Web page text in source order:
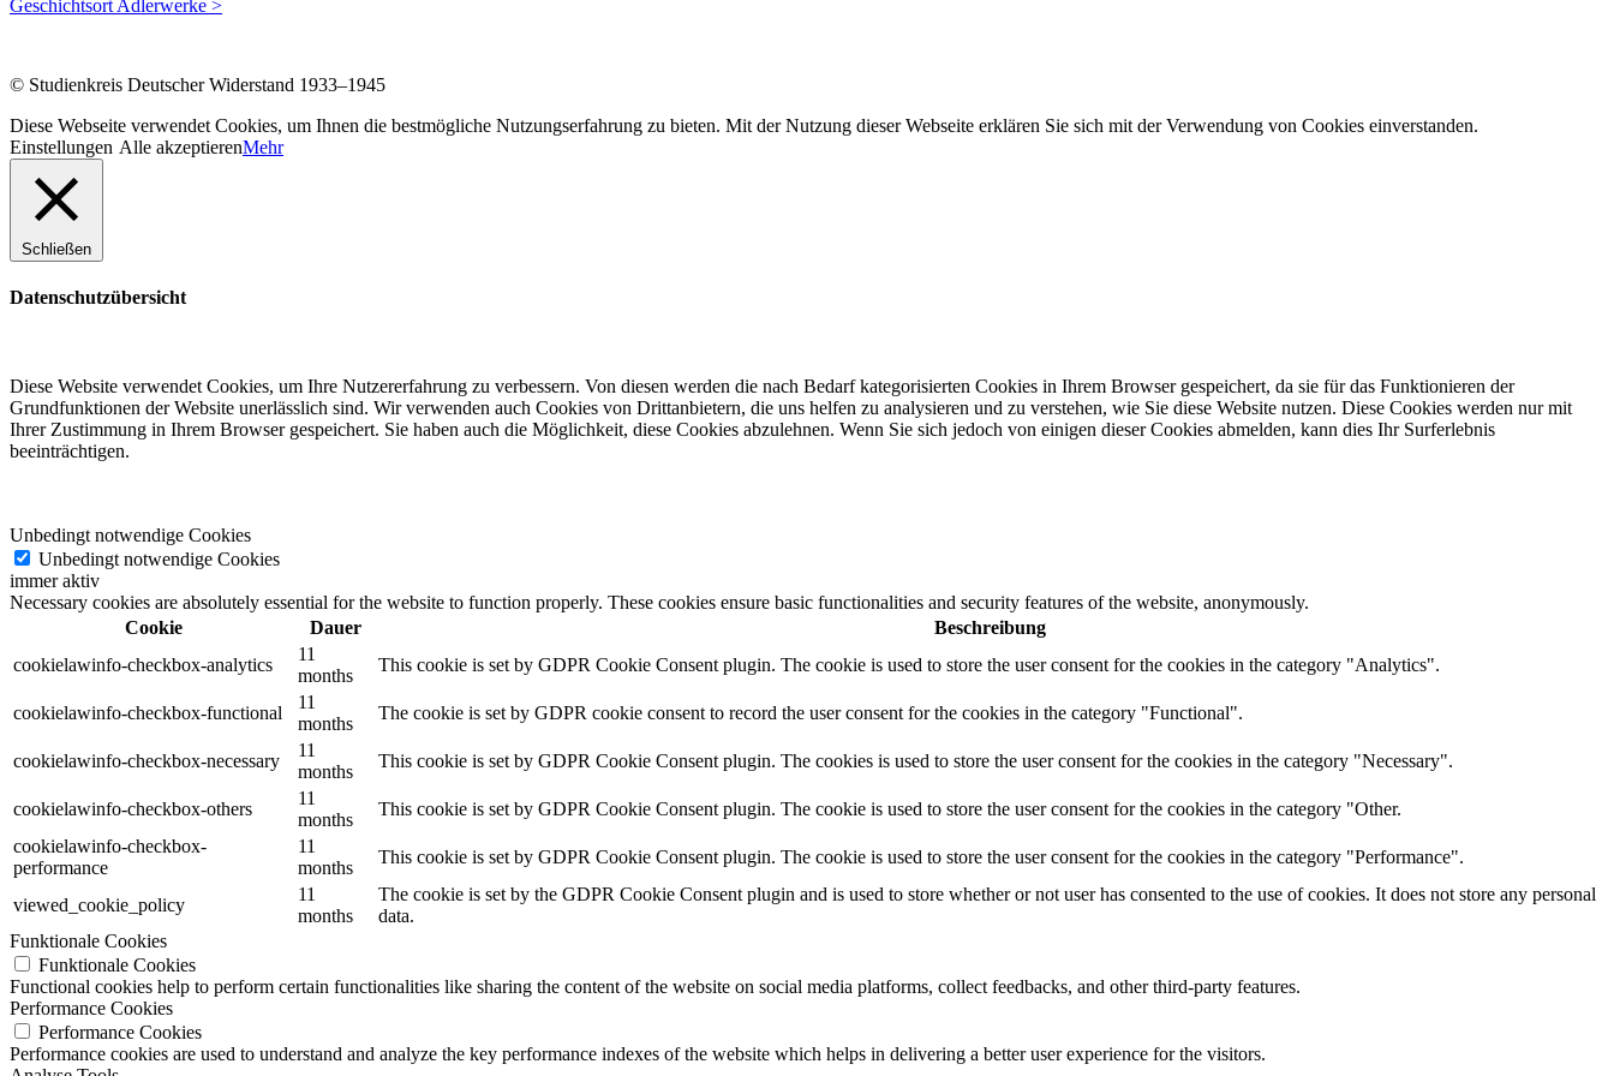
Geschichtsort Adlerwerke >
© Studienkreis Deutscher Widerstand 1933–1945
Diese Webseite verwendet Cookies, um Ihnen die bestmögliche Nutzungserfahrung zu bieten. Mit der Nutzung dieser Webseite erklären Sie sich mit der Verwendung von Cookies einverstanden.
Einstellungen Alle akzeptierenMehr
Schließen
Datenschutzübersicht
Diese Website verwendet Cookies, um Ihre Nutzererfahrung zu verbessern. Von diesen werden die nach Bedarf kategorisierten Cookies in Ihrem Browser gespeichert, da sie für das Funktionieren der
Grundfunktionen der Website unerlässlich sind. Wir verwenden auch Cookies von Drittanbietern, die uns helfen zu analysieren und zu verstehen, wie Sie diese Website nutzen. Diese Cookies werden nur mit
Ihrer Zustimmung in Ihrem Browser gespeichert. Sie haben auch die Möglichkeit, diese Cookies abzulehnen. Wenn Sie sich jedoch von einigen dieser Cookies abmelden, kann dies Ihr Surferlebnis
beeinträchtigen.
Unbedingt notwendige Cookies
Unbedingt notwendige Cookies
immer aktiv
Necessary cookies are absolutely essential for the website to function properly. These cookies ensure basic functionalities and security features of the website, anonymously.
Cookie
Dauer
Beschreibung
cookielawinfo-checkbox-analytics
11
months
This cookie is set by GDPR Cookie Consent plugin. The cookie is used to store the user consent for the cookies in the category "Analytics".
cookielawinfo-checkbox-functional
11
months
The cookie is set by GDPR cookie consent to record the user consent for the cookies in the category "Functional".
cookielawinfo-checkbox-necessary
11
months
This cookie is set by GDPR Cookie Consent plugin. The cookies is used to store the user consent for the cookies in the category "Necessary".
cookielawinfo-checkbox-others
11
months
This cookie is set by GDPR Cookie Consent plugin. The cookie is used to store the user consent for the cookies in the category "Other.
cookielawinfo-checkbox-
performance
11
months
This cookie is set by GDPR Cookie Consent plugin. The cookie is used to store the user consent for the cookies in the category "Performance".
viewed_cookie_policy
11
months
The cookie is set by the GDPR Cookie Consent plugin and is used to store whether or not user has consented to the use of cookies. It does not store any personal
data.
Funktionale Cookies
Funktionale Cookies
Functional cookies help to perform certain functionalities like sharing the content of the website on social media platforms, collect feedbacks, and other third-party features.
Performance Cookies
Performance Cookies
Performance cookies are used to understand and analyze the key performance indexes of the website which helps in delivering a better user experience for the visitors.